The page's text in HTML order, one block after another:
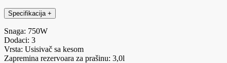
Specifikacija +
Snaga: 750W
Dodaci: 3
Vrsta: Usisivač sa kesom
Zapremina rezervoara za prašinu: 3,0l